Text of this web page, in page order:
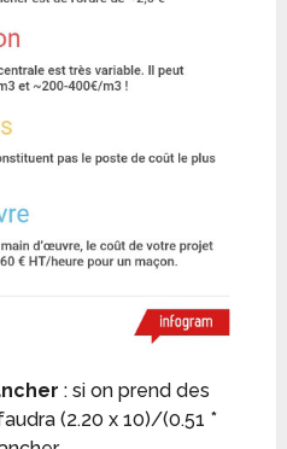
: si on prend des
(2.20 x 10)/(0.51 *